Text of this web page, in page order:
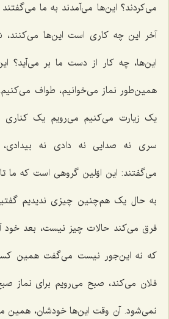
می‌کردند؟ این‌ها می‌آمدند به ما
آخر این چه کاری است این‌ها می‌کنند،
این‌ها، چه کار از دست ما بر می‌آید؟
همین‌طور نماز می‌خوانیم، طواف
یک زیارت می‌کنیم می‌رویم یک کناری
سری نه صدایی نه دادی نه
می‌گفتند: این اوّلین گروهی است که ما
به حال یک هم‌چنین چیزی ندیدیم
فرق می‌کند حالات چیز نیست، بعد خود
که نه این‌جور نیست می‌گفت همین
فلان می‌کند، صبح می‌رویم برای نماز
نمی‌شود. آن وقت این‌ها خودشان، همین